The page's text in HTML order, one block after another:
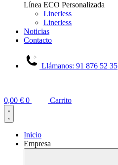
Línea ECO Personalizada
Linerless
Linerless
Noticias
Contacto
Llámanos: 91 876 52 35
0,00 € 0 Carrito
Inicio
Empresa